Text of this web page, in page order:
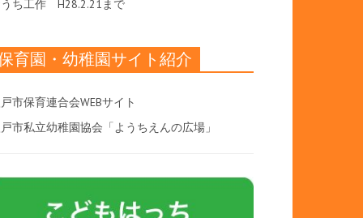
ち工作 H28.2.21まで
育園・幼稚園サイト紹介
市保育連合会WEBサイト
市私立幼稚園協会「ようちえんの広場」